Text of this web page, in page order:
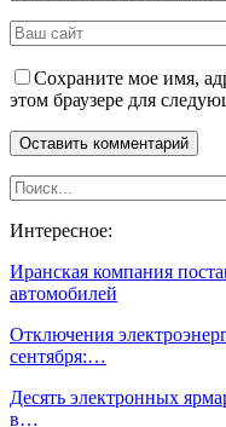
Сохраните мое имя,
этом браузере для
Интересное:
Иранская компания
автомобилей
Отключения
сентября:…
Десять электронных
в…